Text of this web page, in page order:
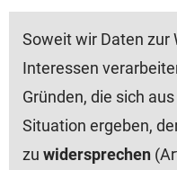
Soweit wir Daten zur
Interessen
Gründen, die sich
Situation ergeben,
zu widersprechen